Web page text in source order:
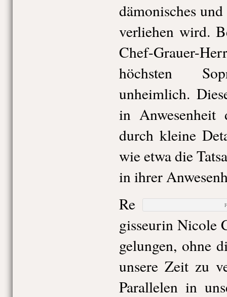
dämonisches
verliehen wird.
Chef-Grauer-
höchsten
unheimlich.
in Anwesenheit
durch kleine
wie etwa die
in ihrer
Re
gisseurin Nicole
gelungen, ohne
unsere Zeit zu
Parallelen in